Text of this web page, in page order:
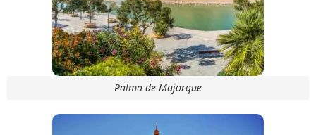
Palma de Majorque